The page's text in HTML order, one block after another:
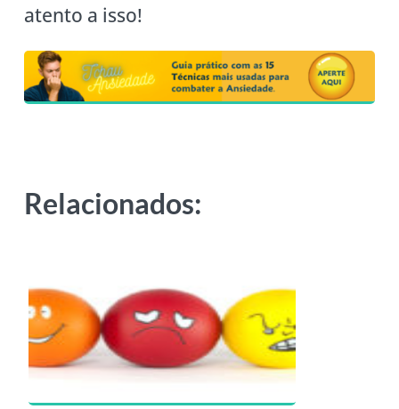
atento a isso!
Relacionados: